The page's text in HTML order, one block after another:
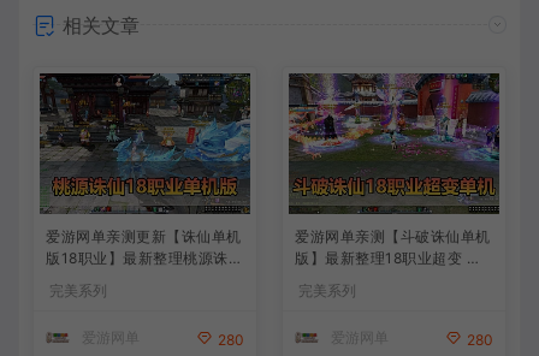
相关文章
爱游网单亲测更新【诛仙单机
版18职业】最新整理桃源诛仙
物品装备点券 配套工具大全
+手工端文本教学
完美系列
爱游网单 280
爱游网单亲测【斗破诛仙单机
版】最新整理18职业超变 带G
虚拟机一键端+手工端文本教
完美系列
爱游网单 280